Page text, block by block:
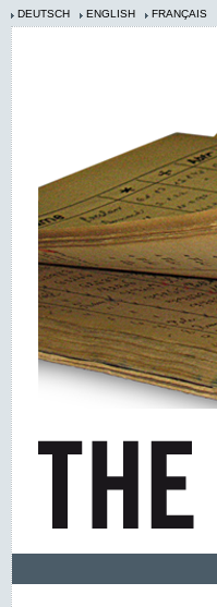
DEUTSCH ENGLISH FRANÇAIS